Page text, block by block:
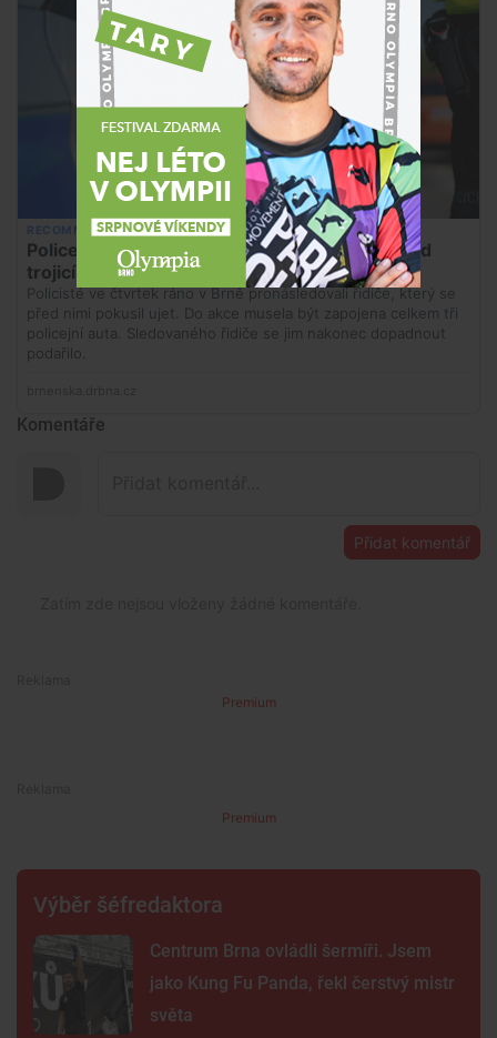
Komentáře
Přidat komentář
Premium
Premium
Výběr šéfredaktora
Centrum Brna ovládli šermíři. Jsem
jako Kung Fu Panda, řekl čerstvý mistr
světa